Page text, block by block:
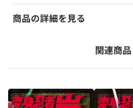
商品の詳細を見る
関連商品